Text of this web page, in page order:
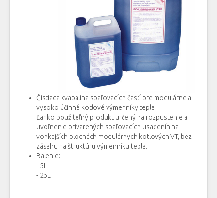
Čistiaca kvapalina spaľovacích častí pre modulárne a
vysoko účinné kotlové výmenníky tepla.
Ľahko použiteľný produkt určený na rozpustenie a
uvoľnenie privarených spaľovacích usadenín na
vonkajších plochách modulárnych kotlových VT, bez
zásahu na štruktúru výmenníku tepla.
Balenie:
- 5L
- 25L